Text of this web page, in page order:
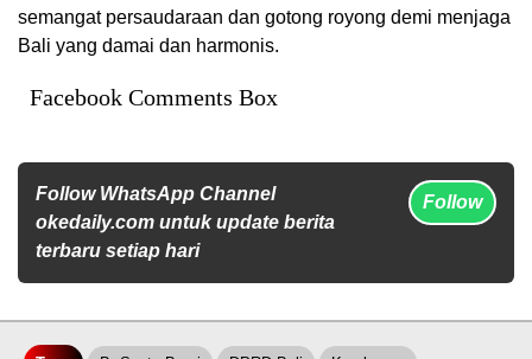
semangat persaudaraan dan gotong royong demi menjaga
Bali yang damai dan harmonis.
Facebook Comments Box
Follow WhatsApp Channel
okedaily.com untuk update berita
terbaru setiap hari
Follow